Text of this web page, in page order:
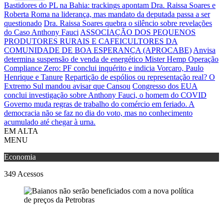
Bastidores do PL na Bahia: trackings apontam Dra. Raissa Soares e
Roberta Roma na liderança, mas mandato da deputada passa a ser
questionado Dra. Raissa Soares quebra o silêncio sobre revelações
do Caso Anthony Fauci ASSOCIAÇÃO DOS PEQUENOS
PRODUTORES RURAIS E CAFEICULTORES DA
COMUNIDADE DE BOA ESPERANÇA (APROCABE) Anvisa
determina suspensão de venda de energético Mister Hemp Operação
Compliance Zero: PF conclui inquérito e indicia Vorcaro, Paulo
Henrique e Tanure Repartição de espólios ou representação real? O
Extremo Sul mandou avisar que Cansou Congresso dos EUA
conclui investigação sobre Anthony Fauci, o homem do COVID
Governo muda regras de trabalho do comércio em feriado. A
democracia não se faz no dia do voto, mas no conhecimento
acumulado até chegar à urna.
EM ALTA
MENU
Economia
349 Acessos